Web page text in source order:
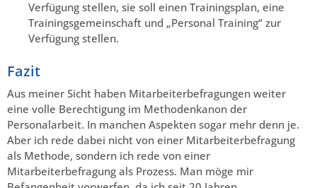
Verfügung stellen, sie soll einen Trainingsplan, eine
Trainingsgemeinschaft und „Personal Training“ zur
Verfügung stellen.
Fazit
Aus meiner Sicht haben Mitarbeiterbefragungen weiter
eine volle Berechtigung im Methodenkanon der
Personalarbeit. In manchen Aspekten sogar mehr denn je.
Aber ich rede dabei nicht von einer Mitarbeiterbefragung
als Methode, sondern ich rede von einer
Mitarbeiterbefragung als Prozess. Man möge mir